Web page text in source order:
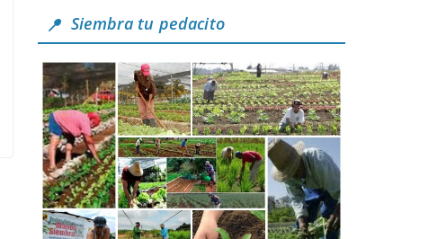
Siembra tu pedacito